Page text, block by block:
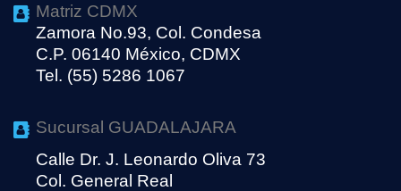
Matriz CDMX
Zamora No.93, Col. Condesa
C.P. 06140 México, CDMX
Tel. (55) 5286 1067
Sucursal GUADALAJARA
Calle Dr. J. Leonardo Oliva 73
Col. General Real